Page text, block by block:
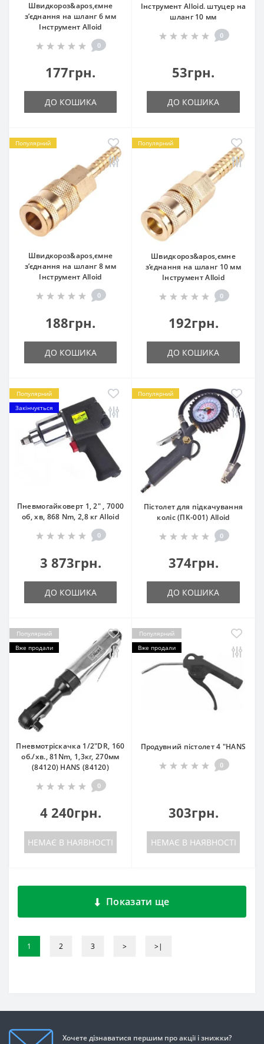
Швидкороз&apos,ємне
з’єднання на шланг 6 мм
Інструмент Alloid
0
177грн.
ДО КОШИКА
Інструмент Alloid. штуцер на
шланг 10 мм
0
53грн.
ДО КОШИКА
Популярний
Швидкороз&apos,ємне
з’єднання на шланг 8 мм
Інструмент Alloid
0
188грн.
ДО КОШИКА
Популярний
Швидкороз&apos,ємне
з’єднання на шланг 10 мм
Інструмент Alloid
0
192грн.
ДО КОШИКА
Популярний
Закінчується
Пневмогайковерт 1, 2" , 7000
об, хв, 868 Nm, 2,8 кг Alloid
0
3 873грн.
ДО КОШИКА
Популярний
Пістолет для підкачування
коліс (ПК-001) Alloid
0
374грн.
ДО КОШИКА
Популярний
Вже продали
Пневмотріскачка 1/2"DR, 160
об./хв., 81Nm, 1,3кг, 270мм
(84120) HANS (84120)
0
4 240грн.
НЕМАЄ В НАЯВНОСТІ
Популярний
Вже продали
Продувний пістолет 4 "HANS
0
303грн.
НЕМАЄ В НАЯВНОСТІ
Показати ще
1 2 3 > >|
Хочете дізнаватися першим про акції і знижки?